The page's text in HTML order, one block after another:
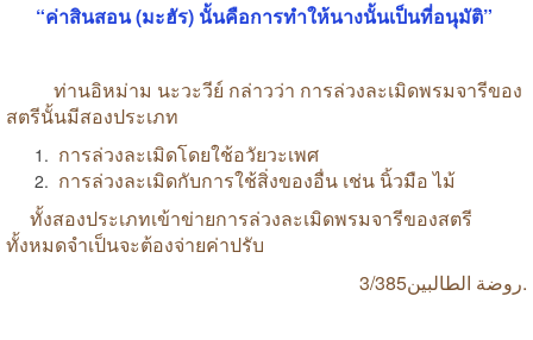
“ค่าสินสอน(มะฮัร) นั้นคือการทำให้นางนั้นเป็นที่อนุมัติ”
ท่านอิหม่าม นะวะวีย์ กล่าวว่า การล่วงละเมิดพรมจารีของ
สตรีนั้นมีสองประเภท
การล่วงละเมิดโดยใช้อวัยวะเพศ
การล่วงละเมิดกับการใช้สิ่งของอื่น เช่น นิ้วมือ ไม้
ทั้งสองประเภทเข้าข่ายการล่วงละเมิดพรมจารีของสตรี
ทั้งหมดจำเป็นจะต้องจ่ายค่าปรับ
روضة الطالبين 3/385.